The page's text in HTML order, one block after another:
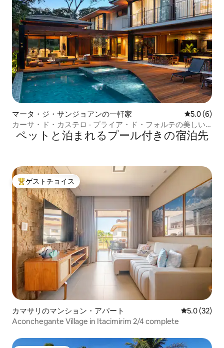
マータ・ジ・サンジョアンの一軒家 レビュー6
5.0 (6)
カーサ・ド・カステロ - プライア・ド・フォルテの美しい
家
ペットと泊まれるプール付きの宿泊先
大好評のゲストチョイスです。
ゲストチョイス
カマサリのマンション・アパート レビュー32
5.0 (32)
Aconchegante Village in Itacimirim 2/4 complete